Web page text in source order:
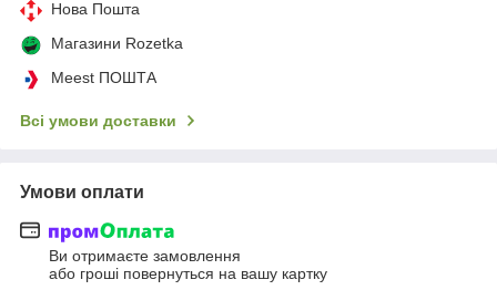
Нова Пошта
Магазини Rozetka
Meest ПОШТА
Всі умови доставки
Умови оплати
Ви отримаєте замовлення
або гроші повернуться на вашу картку